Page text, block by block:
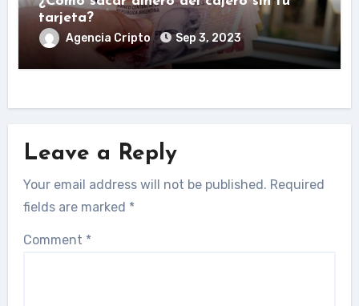
tarjeta?
Agencia Cripto Sep 3, 2023
Leave a Reply
Your email address will not be published. Required
fields are marked *
Comment *